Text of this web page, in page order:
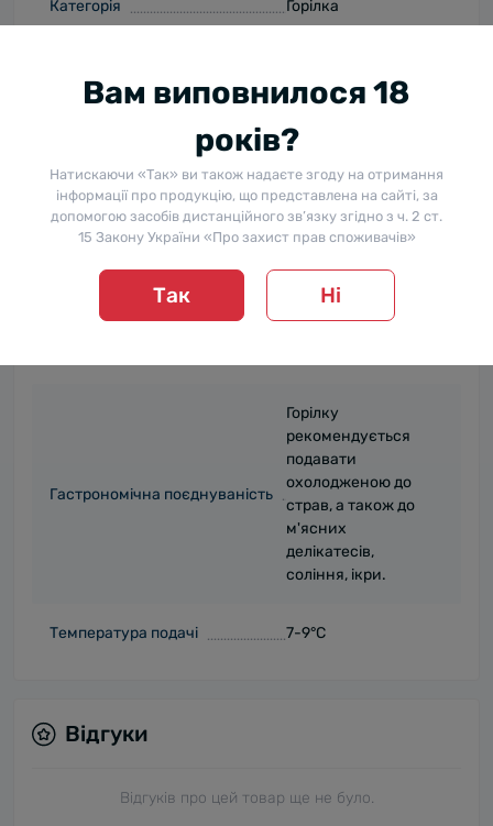
Категорія Горілка
Дегустаційні замітки
Прозорого чистого
Аромат
Чистий, м'який, із
солодкуватими
зерновими тонами.
М'який вишуканий
Гастрономічна поєднуваність
Горілку
рекомендується
подавати
охолодженою до
страв, а також до
м'ясних
делікатесів,
соління, ікри.
Температура подачі 7-9°C
Відгуки
Відгуків про цей товар ще не було.
Вам виповнилося 18
років?
Натискаючи «Так» ви також надаєте згоду на отримання
інформації про продукцію, що представлена на сайті, за
допомогою засобів дистанційного зв’язку згідно з ч. 2 ст.
15 Закону України «Про захист прав споживачів»
Так Ні